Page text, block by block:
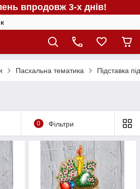
впродовж 3-х днів!
Пасхальна тематика Підставка
0 Фільтри